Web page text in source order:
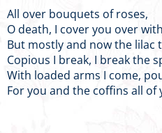
All over bouquets of roses,
O death, I cover you over
But mostly and now the
Copious I break, I break the
With loaded arms I come,
For you and the coffins all of